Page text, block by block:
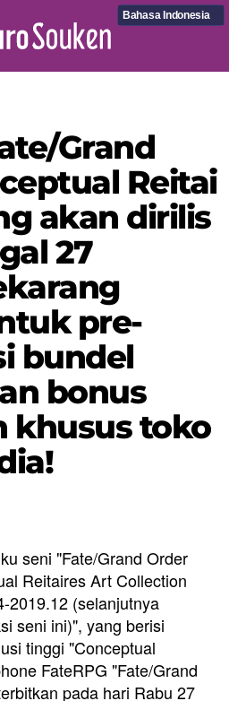
Bahasa Indonesia
Grand
Reitai
akan dirilis
27
pre-
bundel
bonus
khusus toko
seni "Fate/Grand Order
Reitaires Art Collection
2019.12 (selanjutnya
seni ini)", yang berisi
tinggi "Conceptual
FateRPG "Fate/Grand
pada hari Rabu 27